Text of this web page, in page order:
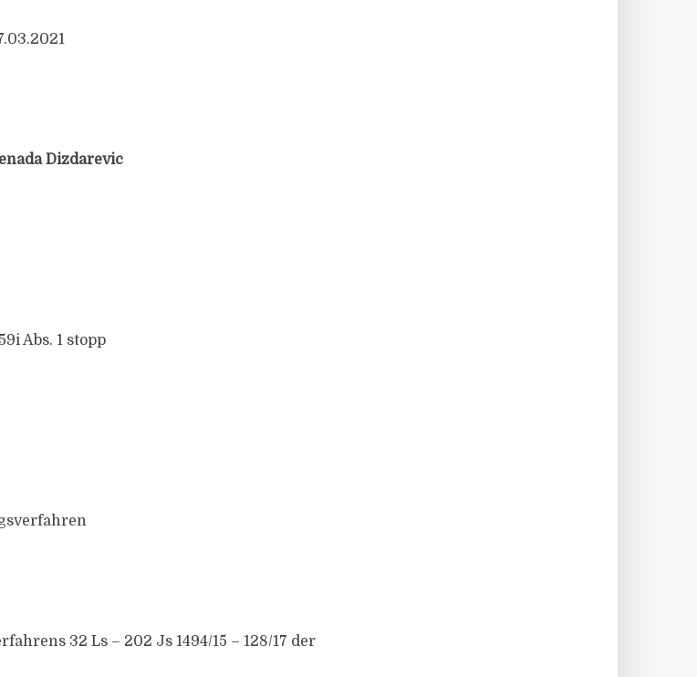
Dizdarevic
Abs. 1 stopp
32 Ls – 202 Js 1494/15 – 128/17 der